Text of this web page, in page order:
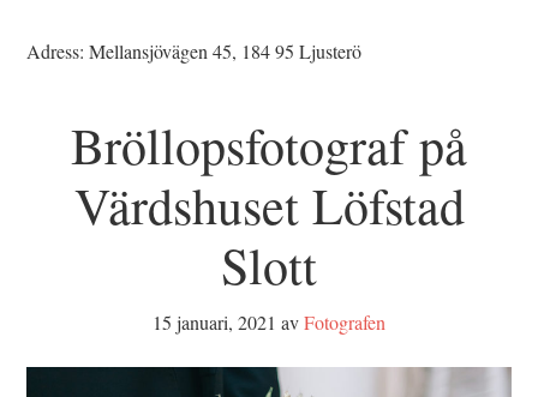
Adress: Mellansjövägen 45, 184 95 Ljusterö
Bröllopsfotograf på
Värdshuset Löfstad
Slott
15 januari, 2021 avFotografen